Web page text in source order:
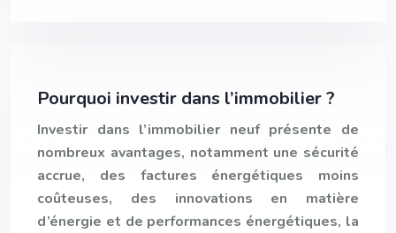
Pourquoi investir dans l’immobilier ?
Investir dans l’immobilier neuf présente de
nombreux avantages, notamment une sécurité
accrue, des factures énergétiques moins
coûteuses, des innovations en matière
d’énergie et de performances énergétiques, la